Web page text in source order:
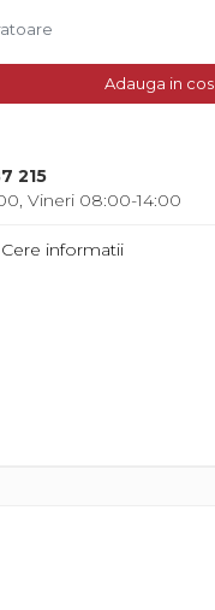
Adauga in cos
215
Vineri 08:00-14:00
Cere informatii